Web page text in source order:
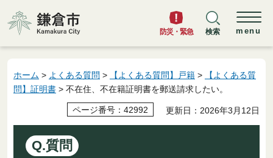
鎌倉市
防災・緊急 検索 menu
ホーム > よくある質問 > 【よくある質問】戸籍 >
【よくある質
問】証明書 > 不在住、不在籍証明書を郵送請求したい。
ページ番号：42992 更新日：2026年3月12日
Q.質問